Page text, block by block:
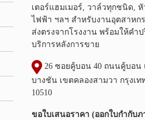
เตอร์แฮมเมอร์, วาล์วทุกชนิด,
ไฟฟ้า ฯลฯ สำหรับงานอุตสาหก
ส่งตรงจากโรงงาน พร้อมให้คำ
บริการหลังการขาย
26 ซอยคู้บอน 40 ถนนคู้บอน
บางชัน เขตคลองสามวา กรุงเ
10510
ขอใบเสนอราคา (ออกใบกำกับภ